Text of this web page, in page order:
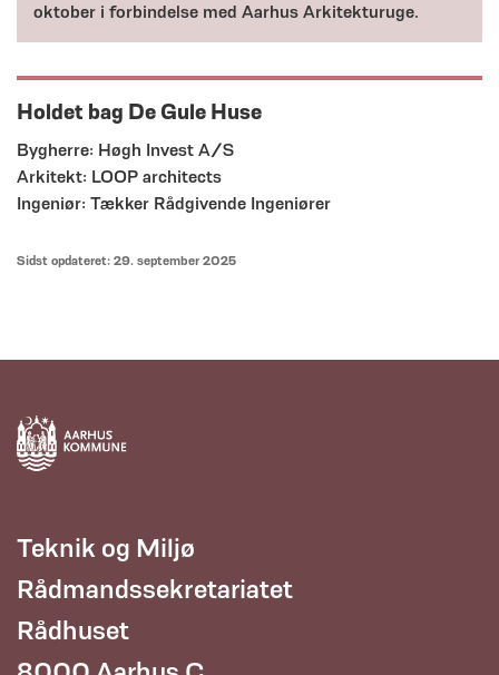
oktober i forbindelse med Aarhus Arkitekturuge.
Holdet bag De Gule Huse
Bygherre: Høgh Invest A/S
Arkitekt: LOOP architects
Ingeniør: Tækker Rådgivende Ingeniører
Sidst opdateret: 29. september 2025
Teknik og Miljø
Rådmandssekretariatet
Rådhuset